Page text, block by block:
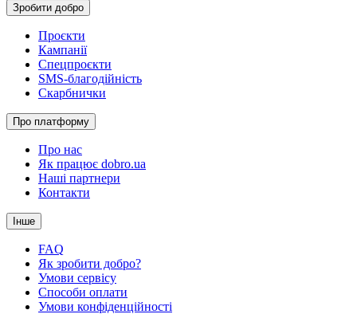
Зробити добро
Проєкти
Кампанії
Спецпроєкти
SMS-благодійність
Скарбнички
Про платформу
Про нас
Як працює dobro.ua
Наші партнери
Контакти
Інше
FAQ
Як зробити добро?
Умови сервісу
Способи оплати
Умови конфіденційності